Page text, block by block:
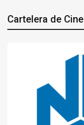
Cartelera de Cine